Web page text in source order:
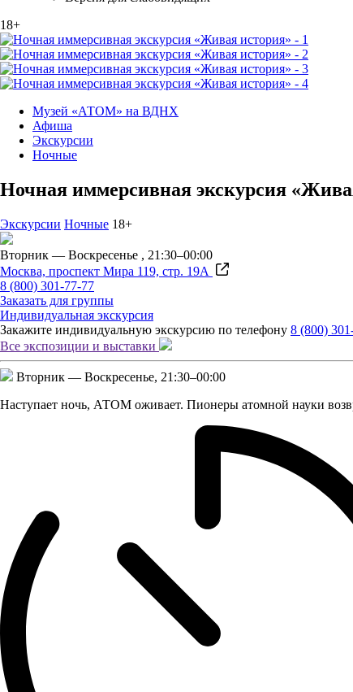
18+
Музей «АТОМ» на ВДНХ
Афиша
Экскурсии
Ночные
Ночная иммерсивная экскурсия
Экскурсии Ночные 18+
Вторник — Воскресенье , 21:30–00:00
Москва, проспект Мира 119, стр. 19А
8 (800) 301-77-77
Заказать для группы
Индивидуальная экскурсия
Закажите индивидуальную экскурсию по телефону 8 (800)
Все экспозиции и выставки
Вторник — Воскресенье, 21:30–00:00
Наступает ночь, АТОМ оживает. Пионеры атомной науки